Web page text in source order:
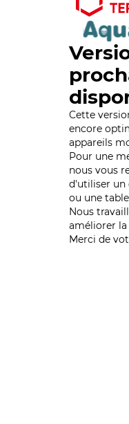
Cette
encore
appareils
Pour une
nous vous
d'utiliser un
ou une
Nous
améliorer
Merci de